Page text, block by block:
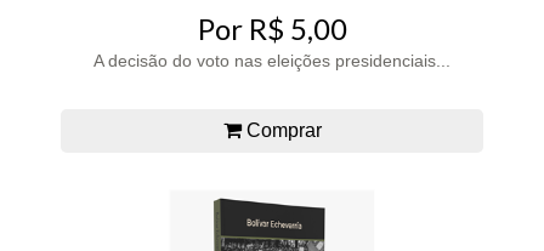
Por R$ 5,00
A decisão do voto nas eleições presidenciais...
Comprar